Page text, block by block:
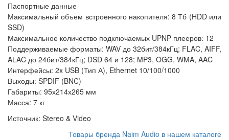
Паспортные данные
Максимальный объем встроенного накопителя: 8 Тб (HDD или
SSD)
Максимальное количество подключаемых UPNP плееров: 12
Поддерживаемые форматы: WAV до 32бит/384кГц; FLAC, AIFF,
ALAC до 24бит/384кГц; DSD 64 и 128; MP3, OGG, WMA, AAC
Интерфейсы: 2x USB (Тип А), Ethernet 10/100/1000
Выходы: SPDIF (BNC)
Габариты: 95х214х265 мм
Масса: 7 кг
Источник: Stereo & Video
Товары бренда Naim Audio в нашем каталоге